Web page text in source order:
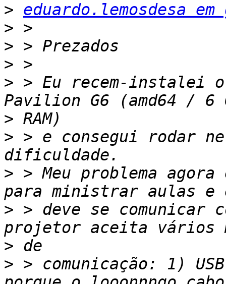
> eduardo.lemosdesa em
>
>
>
> > Eu recem-instalei o
>
> > e consegui rodar
> > Meu problema
> > deve se comunicar
>
> > comunicação: 1)